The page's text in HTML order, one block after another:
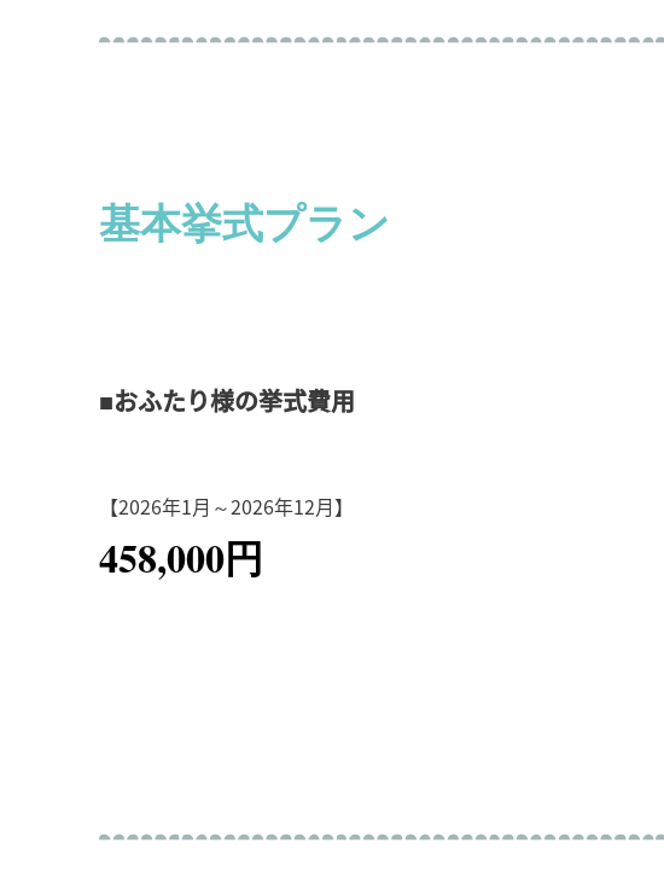
基本挙式プラン
■おふたり様の挙式費用
【2026年1月～2026年12月】
458,000円